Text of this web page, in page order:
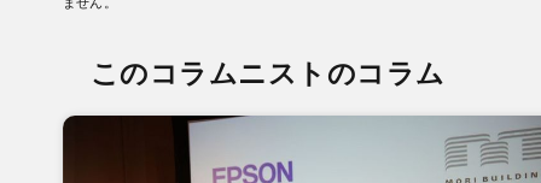
このコラムニストのコラム